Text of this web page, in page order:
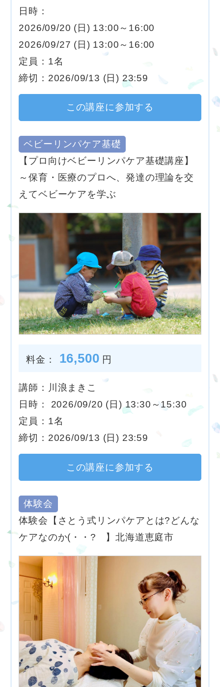
日時：
2026/09/20 (日) 13:00～16:00
2026/09/27 (日) 13:00～16:00
定員：1名
締切：2026/09/13 (日) 23:59
この講座に参加する
ベビーリンパケア基礎
【プロ向けベビーリンパケア基礎講座】
～保育・医療のプロへ、発達の理論を交
えてベビーケアを学ぶ
料金： 16,500 円
講師：川浪まきこ
日時： 2026/09/20 (日) 13:30～15:30
定員：1名
締切：2026/09/13 (日) 23:59
この講座に参加する
体験会
体験会【さとう式リンパケアとは?どんな
ケアなのか(・・? 】北海道恵庭市